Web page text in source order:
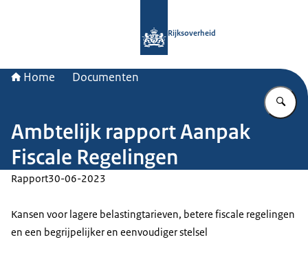
Rijksoverheid
Home Documenten
Ambtelijk rapport Aanpak
Fiscale Regelingen
Rapport30-06-2023
Kansen voor lagere belastingtarieven, betere fiscale regelingen
en een begrijpelijker en eenvoudiger stelsel